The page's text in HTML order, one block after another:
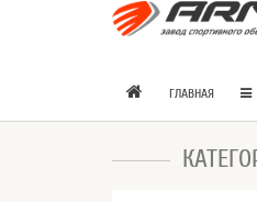
ГЛАВНАЯ